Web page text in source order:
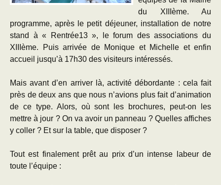
du XIIIème. Au
programme, après le petit déjeuner, installation de notre
stand à « Rentrée13 », le forum des associations du
XIIIème. Puis arrivée de Monique et Michelle et enfin
accueil jusqu’à 17h30 des visiteurs intéressés.
Mais avant d’en arriver là, activité débordante : cela fait
près de deux ans que nous n’avions plus fait d’animation
de ce type. Alors, où sont les brochures, peut-on les
mettre à jour ? On va avoir un panneau ? Quelles affiches
y coller ? Et sur la table, que disposer ?
Tout est finalement prêt au prix d’un intense labeur de
toute l’équipe :